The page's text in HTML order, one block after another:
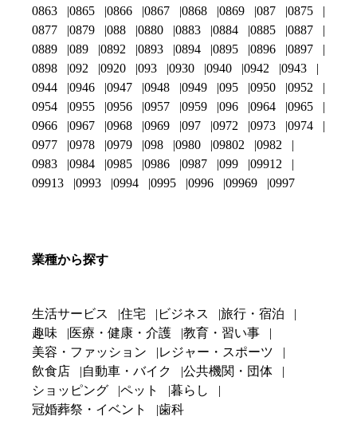
0863
0865 0866 0867 0868 0869 087
0875
0877
0879 088 0880 0883 0884 0885
0887
0889
089 0892 0893 0894 0895 0896
0897
0898
092 0920 093 0930 0940 0942
0943
0944
0946 0947 0948 0949 095 0950
0952
0954
0955 0956 0957 0959 096 0964
0965
0966
0967 0968 0969 097 0972 0973
0974
0977
0978 0979 098 0980 09802
0982
0983
0984 0985 0986 0987 099
09912
09913
0993 0994 0995 0996 09969 0997
業種から探す
生活サービス 住宅 ビジネス
旅行・宿泊
趣味
医療・健康・介護
教育・習い事
美容・ファッション
レジャー・スポーツ
飲食店
自動車・バイク
公共機関・団体
ショッピング
ペット
暮らし
冠婚葬祭・イベント
歯科